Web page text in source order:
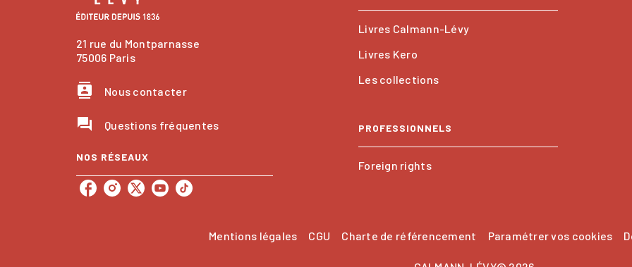
21 rue du Montparnasse
75006 Paris
contacts Nous contacter
question_answer Questions fréquentes
NOS RÉSEAUX
Livres Calmann-Lévy
Livres Kero
Les collections
PROFESSIONNELS
Foreign rights
Mentions légales CGU Charte de référencement Paramétrer vos cookies